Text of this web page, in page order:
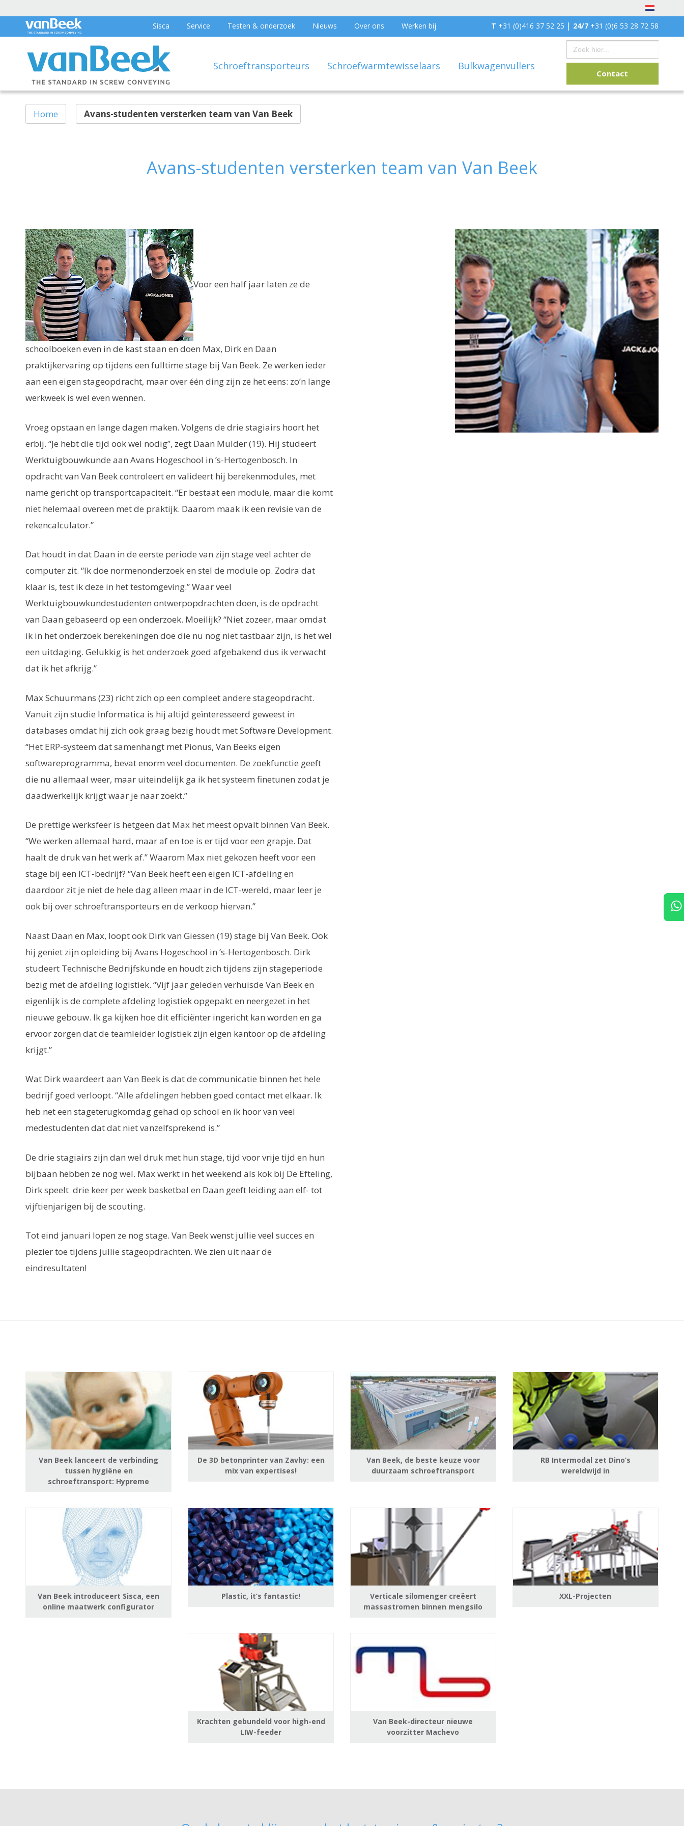
T +31 (0)416 37 52 25 | 24/7 +31 (0)6 53 28 72 58
Sisca Service Testen & onderzoek Nieuws Over ons Werken bij
Schroeftransporteurs Schroefwarmtewisselaars Bulkwagenvullers
Zoek
naar:
Contact
Home Avans-studenten versterken team van Van Beek
Avans-studenten versterken team van Van Beek
Voor een half jaar laten ze de
schoolboeken even in de kast staan en doen Max, Dirk en Daan
praktijkervaring op tijdens een fulltime stage bij Van Beek. Ze werken ieder
aan een eigen stageopdracht, maar over één ding zijn ze het eens: zo’n lange
werkweek is wel even wennen.
Vroeg opstaan en lange dagen maken. Volgens de drie stagiairs hoort het
erbij. “Je hebt die tijd ook wel nodig”, zegt Daan Mulder (19). Hij studeert
Werktuigbouwkunde aan Avans Hogeschool in ’s-Hertogenbosch. In
opdracht van Van Beek controleert en valideert hij berekenmodules, met
name gericht op transportcapaciteit. “Er bestaat een module, maar die komt
niet helemaal overeen met de praktijk. Daarom maak ik een revisie van de
rekencalculator.”
Dat houdt in dat Daan in de eerste periode van zijn stage veel achter de
computer zit. “Ik doe normenonderzoek en stel de module op. Zodra dat
klaar is, test ik deze in het testomgeving.” Waar veel
Werktuigbouwkundestudenten ontwerpopdrachten doen, is de opdracht
van Daan gebaseerd op een onderzoek. Moeilijk? “Niet zozeer, maar omdat
ik in het onderzoek berekeningen doe die nu nog niet tastbaar zijn, is het wel
een uitdaging. Gelukkig is het onderzoek goed afgebakend dus ik verwacht
dat ik het afkrijg.”
Max Schuurmans (23) richt zich op een compleet andere stageopdracht.
Vanuit zijn studie Informatica is hij altijd geïnteresseerd geweest in
databases omdat hij zich ook graag bezig houdt met Software Development.
“Het ERP-systeem dat samenhangt met Pionus, Van Beeks eigen
softwareprogramma, bevat enorm veel documenten. De zoekfunctie geeft
die nu allemaal weer, maar uiteindelijk ga ik het systeem finetunen zodat je
daadwerkelijk krijgt waar je naar zoekt.”
De prettige werksfeer is hetgeen dat Max het meest opvalt binnen Van Beek.
“We werken allemaal hard, maar af en toe is er tijd voor een grapje. Dat
haalt de druk van het werk af.” Waarom Max niet gekozen heeft voor een
stage bij een ICT-bedrijf? “Van Beek heeft een eigen ICT-afdeling en
daardoor zit je niet de hele dag alleen maar in de ICT-wereld, maar leer je
ook bij over schroeftransporteurs en de verkoop hiervan.”
Naast Daan en Max, loopt ook Dirk van Giessen (19) stage bij Van Beek. Ook
hij geniet zijn opleiding bij Avans Hogeschool in ’s-Hertogenbosch. Dirk
studeert Technische Bedrijfskunde en houdt zich tijdens zijn stageperiode
bezig met de afdeling logistiek. “Vijf jaar geleden verhuisde Van Beek en
eigenlijk is de complete afdeling logistiek opgepakt en neergezet in het
nieuwe gebouw. Ik ga kijken hoe dit efficiënter ingericht kan worden en ga
ervoor zorgen dat de teamleider logistiek zijn eigen kantoor op de afdeling
krijgt.”
Wat Dirk waardeert aan Van Beek is dat de communicatie binnen het hele
bedrijf goed verloopt. “Alle afdelingen hebben goed contact met elkaar. Ik
heb net een stageterugkomdag gehad op school en ik hoor van veel
medestudenten dat dat niet vanzelfsprekend is.”
De drie stagiairs zijn dan wel druk met hun stage, tijd voor vrije tijd en hun
bijbaan hebben ze nog wel. Max werkt in het weekend als kok bij De Efteling,
Dirk speelt drie keer per week basketbal en Daan geeft leiding aan elf- tot
vijftienjarigen bij de scouting.
Tot eind januari lopen ze nog stage. Van Beek wenst jullie veel succes en
plezier toe tijdens jullie stageopdrachten. We zien uit naar de
eindresultaten!
Van Beek lanceert de verbinding
tussen hygiëne en
schroeftransport: Hypreme
De 3D betonprinter van Zavhy: een
mix van expertises!
Van Beek, de beste keuze voor
duurzaam schroeftransport
RB Intermodal zet Dino’s
wereldwijd in
Van Beek introduceert Sisca, een
online maatwerk configurator
Plastic, it’s fantastic!
Verticale silomenger creëert
massastromen binnen mengsilo
XXL-Projecten
Krachten gebundeld voor high-end
LIW-feeder
Van Beek-directeur nieuwe
voorzitter Machevo